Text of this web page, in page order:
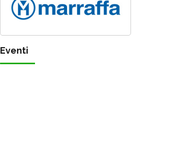
Eventi